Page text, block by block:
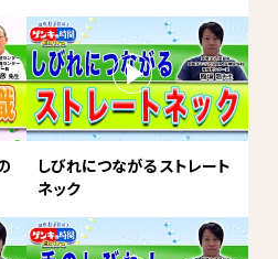
しびれにつながる ストレート
ネック